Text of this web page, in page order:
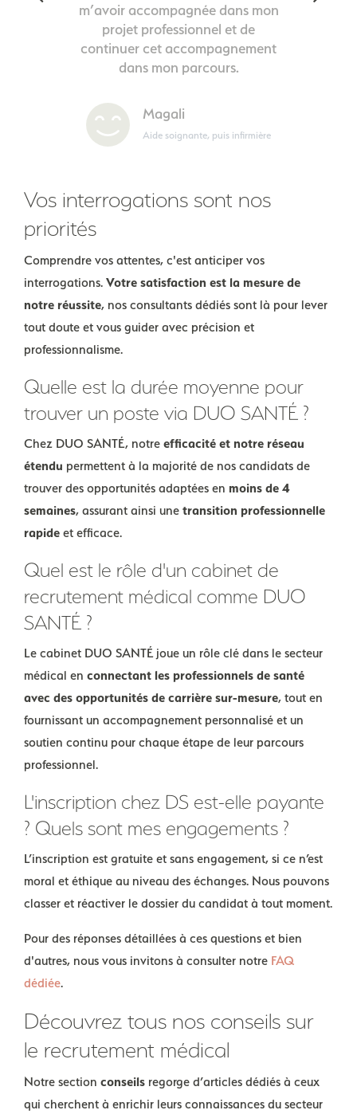
m’avoir accompagnée dans mon
projet professionnel et de
continuer cet accompagnement
dans mon parcours.
Magali
Aide soignante, puis infirmière
Yves
Médecin gériatre PH
à 1000 kms de distance. Je suis
aujourd’hui en CDI à un poste qui
me plaît énormément grâce à
elles. Je les remercie.
Lucie
Kinésithérapeute
Médecin généraliste
Vos interrogations sont nos
priorités
Comprendre vos attentes, c'est anticiper vos
interrogations. Votre satisfaction est la mesure de
notre réussite, nos consultants dédiés sont là pour lever
tout doute et vous guider avec précision et
professionnalisme.
Quelle est la durée moyenne pour
trouver un poste via DUO SANTÉ ?
Chez DUO SANTÉ, notre efficacité et notre réseau
étendu permettent à la majorité de nos candidats de
trouver des opportunités adaptées en moins de 4
semaines, assurant ainsi une transition professionnelle
rapide et efficace.
Quel est le rôle d'un cabinet de
recrutement médical comme DUO
SANTÉ ?
Le cabinet DUO SANTÉ joue un rôle clé dans le secteur
médical en connectant les professionnels de santé
avec des opportunités de carrière sur-mesure, tout en
fournissant un accompagnement personnalisé et un
soutien continu pour chaque étape de leur parcours
professionnel.
L'inscription chez DS est-elle payante
? Quels sont mes engagements ?
L’inscription est gratuite et sans engagement, si ce n’est
moral et éthique au niveau des échanges. Nous pouvons
classer et réactiver le dossier du candidat à tout moment.
Pour des réponses détaillées à ces questions et bien
d'autres, nous vous invitons à consulter notre FAQ
dédiée.
Découvrez tous nos conseils sur
le recrutement médical
Notre section conseils regorge d’articles dédiés à ceux
qui cherchent à enrichir leurs connaissances du secteur